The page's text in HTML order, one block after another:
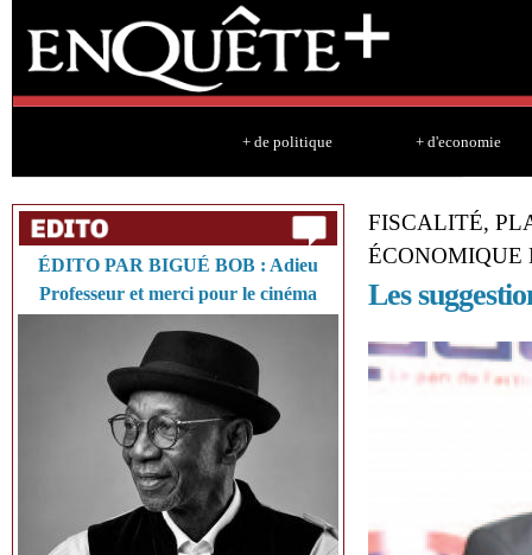
+ de politique + d'economie
ÉDITO PAR BIGUÉ BOB : Adieu
Professeur et merci pour le cinéma
FISCALITÉ,
Les